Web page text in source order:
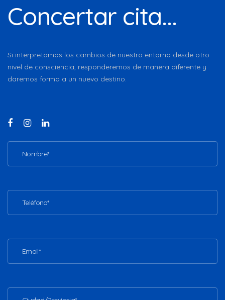
Concertar cita...
Si interpretamos los cambios de nuestro entorno desde otro
nivel de consciencia, responderemos de manera diferente y
daremos forma a un nuevo destino.